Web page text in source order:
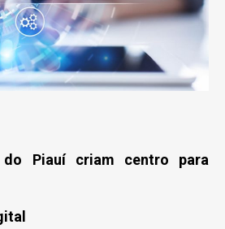
do Piauí criam centro para